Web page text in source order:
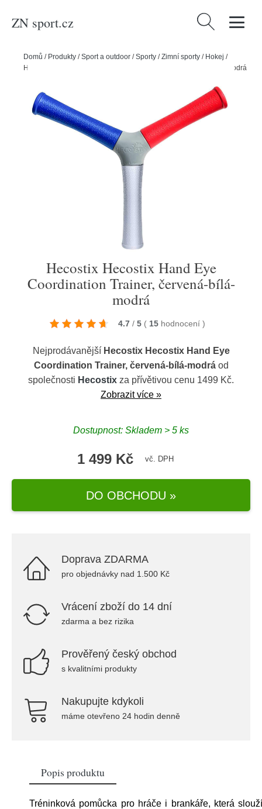
ZN sport.cz Vyhledávání
Domů / Produkty /Sport a outdoor /Sporty /Zimní sporty / Hokej /
Hecostix Hecostix Hand Eye Coordination Trainer, červená-bílá-modrá
Hecostix Hecostix Hand Eye
Coordination Trainer, červená-bílá-
modrá
4.7 / 5 ( 15 hodnocení )
Nejprodávanější Hecostix Hecostix Hand Eye
Coordination Trainer, červená-bílá-modráod
společnosti Hecostix za přívětivou cenu 1499 Kč.
Zobrazit více »
Dostupnost: Skladem > 5 ks
1 499 Kč vč. DPH
DO OBCHODU »
Doprava ZDARMA
pro objednávky nad 1.500 Kč
Vrácení zboží do 14 dní
zdarma a bez rizika
Prověřený český obchod
s kvalitními produkty
Nakupujte kdykoli
máme otevřeno 24 hodin denně
Popis produktu
Tréninková pomůcka pro hráče i brankáře, která